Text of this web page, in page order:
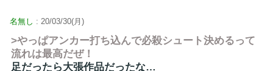
名無し : 20/03/30(月)
>やっぱアンカー打ち込んで必殺シュート決めるって
流れは最高だぜ！
足だったら大張作品だったな…